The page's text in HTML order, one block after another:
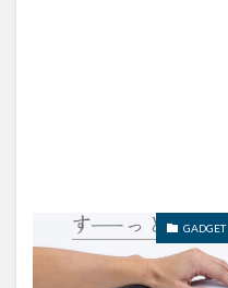
GADGET